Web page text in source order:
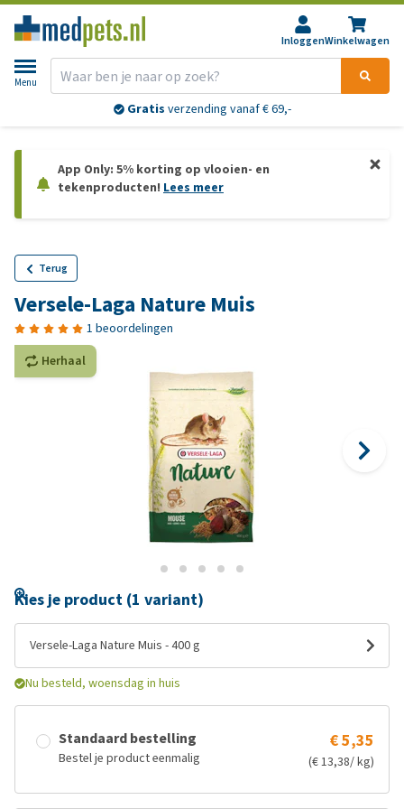
InloggenWinkelwagen
Menu
Gratis verzending vanaf € 69,-
App Only: 5% korting op vlooien- en
tekenproducten! Lees meer
Terug
Versele-Laga Nature Muis
1 beoordelingen
Herhaal
Kies je product (1 variant)
Versele-Laga Nature Muis - 400 g
Nu besteld, woensdag in huis
Standaard bestelling
Bestel je product eenmalig
€ 5,35
(€ 13,38/ kg)